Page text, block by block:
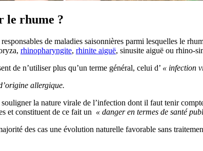
le rhume ?
de maladies saisonnières parmi lesquelles le
rhinopharyngite, rhinite aiguë, sinusite aiguë ou rhino-
de n’utiliser plus qu’un terme général, celui d’ « infection
allergique.
la nature virale de l’infection dont il faut tenir
et constituent de ce fait un « danger en termes de santé
des cas une évolution naturelle favorable sans